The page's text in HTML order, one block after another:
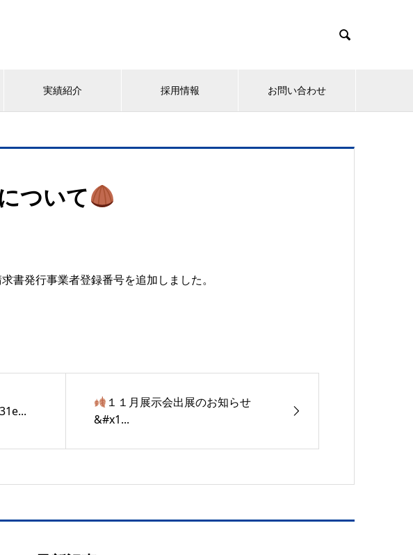

実績紹介 採用情報 お問い合わせ
ついて
書発行事業者登録番号を追加しました。
１１月展示会出展のお知らせ
&#x1...